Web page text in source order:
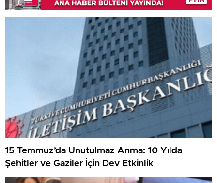
15 Temmuz’da Unutulmaz Anma: 10 Yılda
Şehitler ve Gaziler İçin Dev Etkinlik